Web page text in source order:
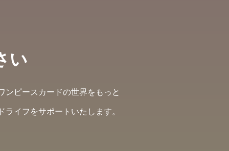
い
ンピースカードの世界をもっと
イフをサポートいたします。